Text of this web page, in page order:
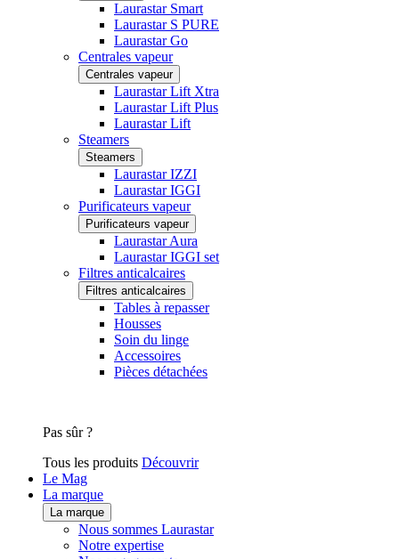
Laurastar Smart
Laurastar S PURE
Laurastar Go
Centrales vapeur
Centrales vapeur
Laurastar Lift Xtra
Laurastar Lift Plus
Laurastar Lift
Steamers
Steamers
Laurastar IZZI
Laurastar IGGI
Purificateurs vapeur
Purificateurs vapeur
Laurastar Aura
Laurastar IGGI set
Filtres anticalcaires
Filtres anticalcaires
Tables à repasser
Housses
Soin du linge
Accessoires
Pièces détachées
Pas sûr ?
Tous les produits Découvrir
Le Mag
La marque
La marque
Nous sommes Laurastar
Notre expertise